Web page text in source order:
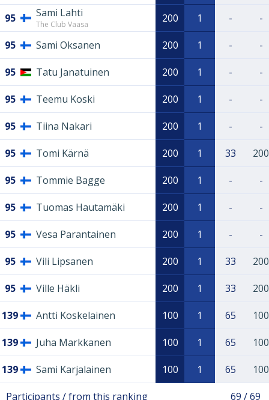
95 Sami Lahti
The Club Vaasa 200 1 - -
95 Sami Oksanen 200 1 - -
95 Tatu Janatuinen 200 1 - -
95 Teemu Koski 200 1 - -
95 Tiina Nakari 200 1 - -
95 Tomi Kärnä 200 1 33 200
95 Tommie Bagge 200 1 - -
95 Tuomas Hautamäki 200 1 - -
95 Vesa Parantainen 200 1 - -
95 Vili Lipsanen 200 1 33 200
95 Ville Häkli 200 1 33 200
139 Antti Koskelainen 100 1 65 100
139 Juha Markkanen 100 1 65 100
139 Sami Karjalainen 100 1 65 100
Participants / from this ranking 69 / 69